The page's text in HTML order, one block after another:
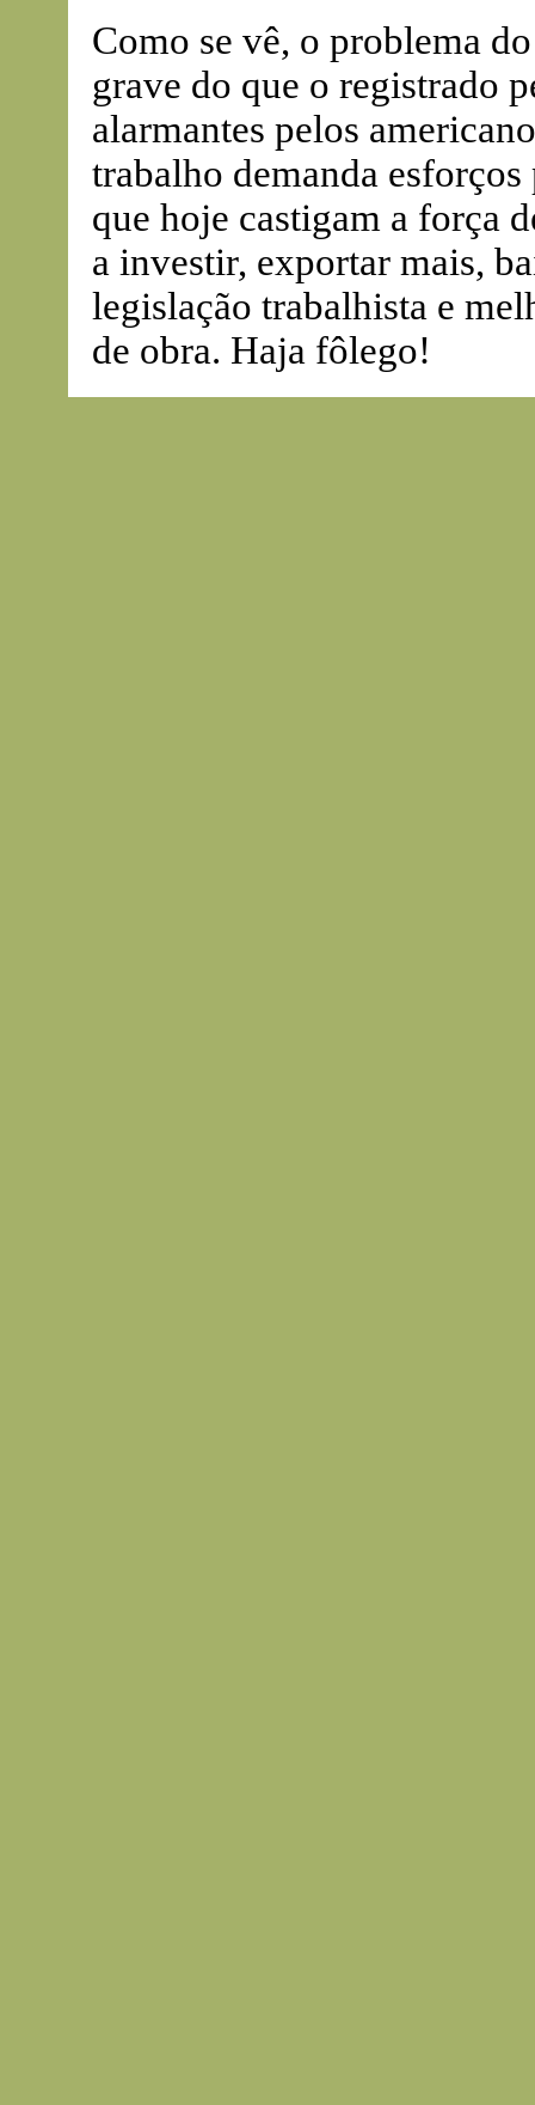
Como se vê, o problema
grave do que o registrado
alarmantes pelos
trabalho demanda
que hoje castigam a força
a investir, exportar mais,
legislação trabalhista e
de obra. Haja fôlego!